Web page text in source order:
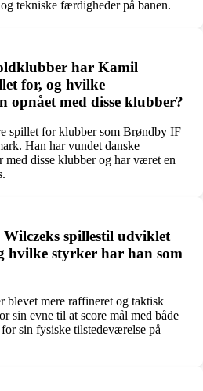
tekniske færdigheder på banen.
har Kamil
for, og hvilke
opnået med disse klubber?
spillet for klubber som Brøndby IF
Han har vundet danske
med disse klubber og har været en
spillestil udviklet
hvilke styrker har han som
blevet mere raffineret og taktisk
sin evne til at score mål med både
sin fysiske tilstedeværelse på